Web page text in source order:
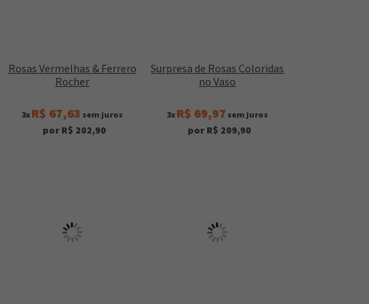
Rosas Vermelhas & Ferrero
Rocher
3x R$ 67,63 sem juros
por R$ 202,90
Surpresa de Rosas Coloridas
no Vaso
3x R$ 69,97 sem juros
por R$ 209,90